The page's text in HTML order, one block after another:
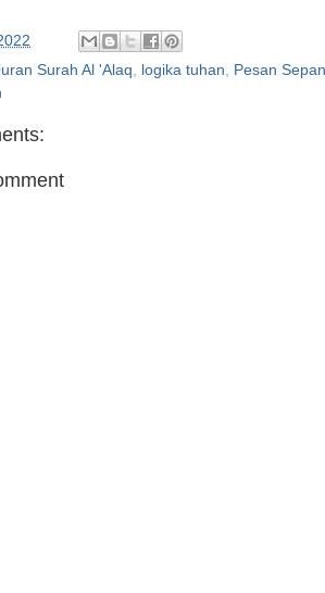
Surah Al 'Alaq, logika tuhan, Pesan